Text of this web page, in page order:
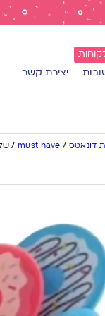
יצירת קשר
דונאטס /
must have
/